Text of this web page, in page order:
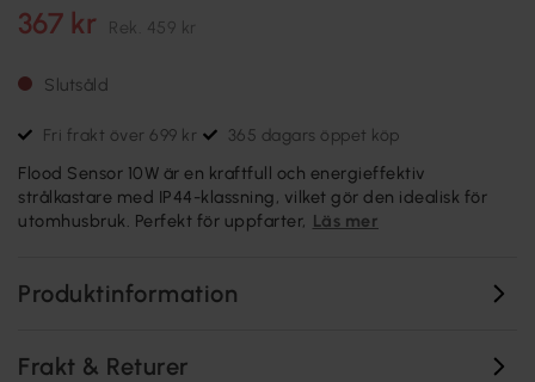
367 kr Rek. 459 kr
Slutsåld
Fri frakt över 699 kr 365 dagars öppet köp
Flood Sensor 10W är en kraftfull och energieffektiv
strålkastare med IP44-klassning, vilket gör den idealisk för
utomhusbruk. Perfekt för uppfarter, Läs mer
Produktinformation
Frakt & Returer